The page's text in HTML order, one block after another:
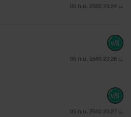
05 ก.ย. 2560 23:24 น.
05 ก.ย. 2560 23:26 น.
05 ก.ย. 2560 23:27 น.